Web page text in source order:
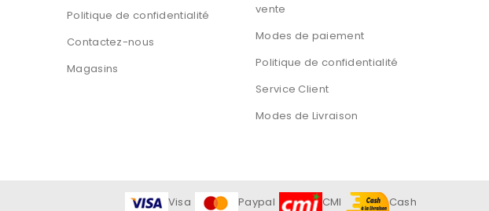
Politique de confidentialité
Contactez-nous
Magasins
vente
Modes de paiement
Politique de confidentialité
Service Client
Modes de Livraison
Visa Paypal CMI Cash